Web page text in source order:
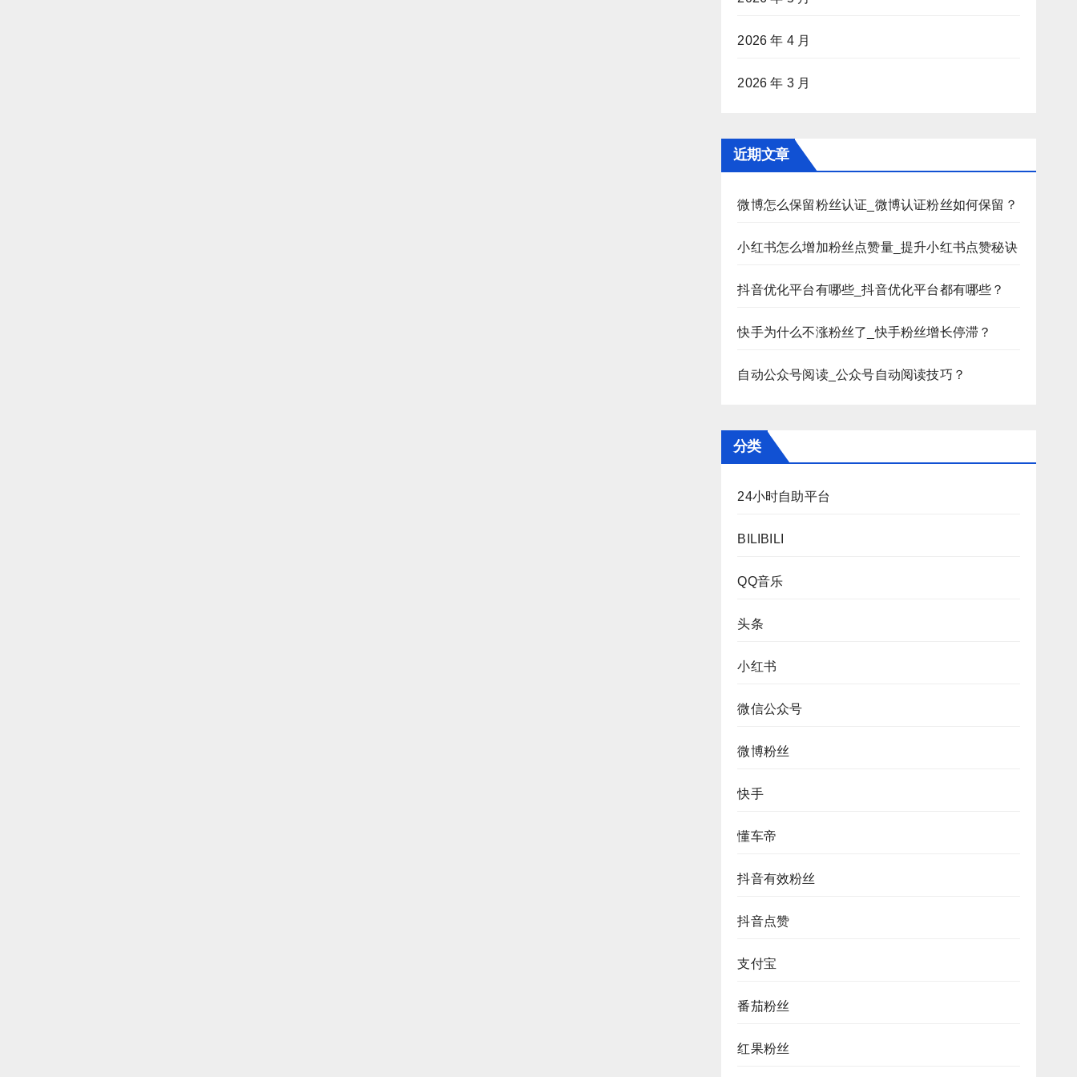
2026 年 4 月
2026 年 3 月
近期文章
微博怎么保留粉丝认证_微博认证粉丝如何保留？
小红书怎么增加粉丝点赞量_提升小红书点赞秘诀
抖音优化平台有哪些_抖音优化平台都有哪些？
快手为什么不涨粉丝了_快手粉丝增长停滞？
自动公众号阅读_公众号自动阅读技巧？
分类
24小时自助平台
BILIBILI
QQ音乐
头条
小红书
微信公众号
微博粉丝
快手
懂车帝
抖音有效粉丝
抖音点赞
支付宝
番茄粉丝
红果粉丝